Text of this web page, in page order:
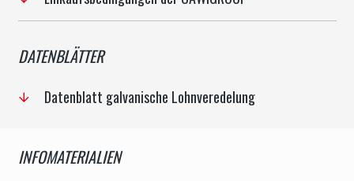
DATENBLÄTTER
Datenblatt galvanische Lohnveredelung
INFOMATERIALIEN